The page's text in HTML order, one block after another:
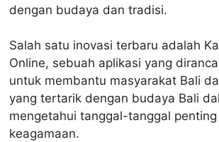
dengan budaya dan tradisi.
Salah satu inovasi terbaru adalah
Online, sebuah aplikasi yang
untuk membantu masyarakat Bali
yang tertarik dengan budaya Bali
mengetahui tanggal-tanggal
keagamaan.